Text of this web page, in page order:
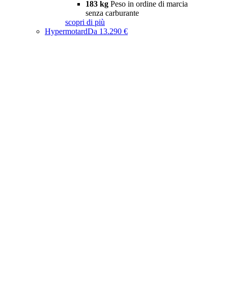
183 kg Peso in ordine di marcia
senza carburante
scopri di più
HypermotardDa 13.290 €